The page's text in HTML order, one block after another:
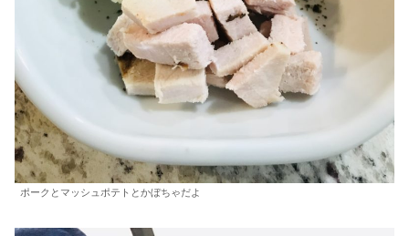
ポークとマッシュポテトとかぼちゃだよ